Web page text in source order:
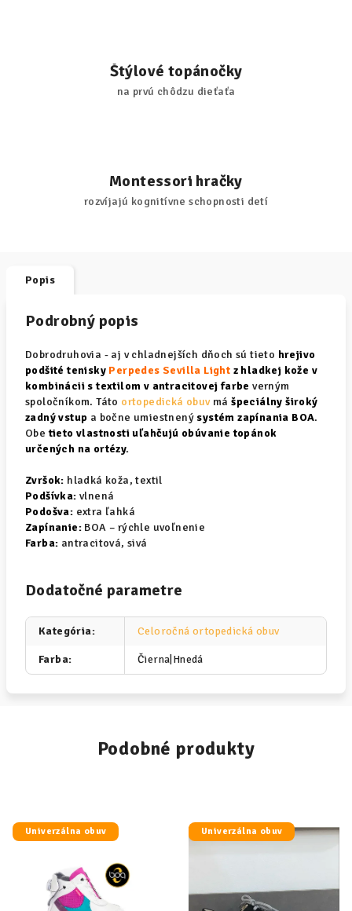
Štýlové topánočky
na prvú chôdzu dieťaťa
Montessori hračky
rozvíjajú kognitívne schopnosti detí
Popis
Podrobný popis
Dobrodruhovia - aj v chladnejších dňoch sú tieto hrejivo
podšité tenisky Perpedes Sevilla Light z hladkej kože v
kombinácii s textilom v antracitovej farbe verným
spoločníkom. Táto ortopedická obuvmášpeciálny široký
zadný vstup a bočne umiestnený systém zapínania BOA.
Obetieto vlastnosti uľahčujú obúvanie topánok
určených na ortézy.
Zvršok: hladká koža, textil
Podšívka: vlnená
Podošva: extra ľahká
Zapínanie: BOA – rýchle uvoľnenie
Farba: antracitová, sivá
Dodatočné parametre
Kategória: Celoročná ortopedická obuv
Farba: Čierna|Hnedá
Podobné produkty
Univerzálna obuv Univerzálna obuv